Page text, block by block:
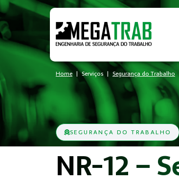
Home Serviços Segurança do Trabalho
SEGURANÇA DO TRABALHO
NR-12 –